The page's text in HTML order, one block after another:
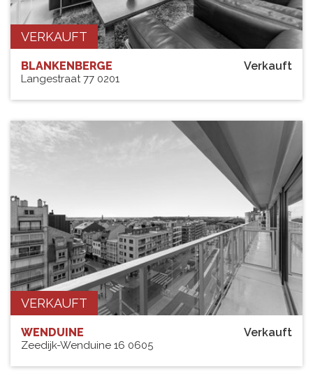
VERKAUFT
Verkauft
BLANKENBERGE
Langestraat 77 0201
VERKAUFT
Verkauft
WENDUINE
Zeedijk-Wenduine 16 0605